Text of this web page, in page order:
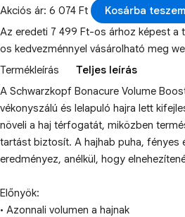
Akciós ár: 6 074 Ft
Kosárba teszem
Az eredeti 7 499 Ft-os árhoz képest a
os kedvezménnyel vásárolható meg
Termékleírás
Teljes leírás
A Schwarzkopf Bonacure Volume
vékonyszálú és lelapuló hajra lett
növeli a haj térfogatát, miközben
tartást biztosít. A hajhab puha, fényes
eredményez, anélkül, hogy
Előnyök:
• Azonnali volumen a hajnak